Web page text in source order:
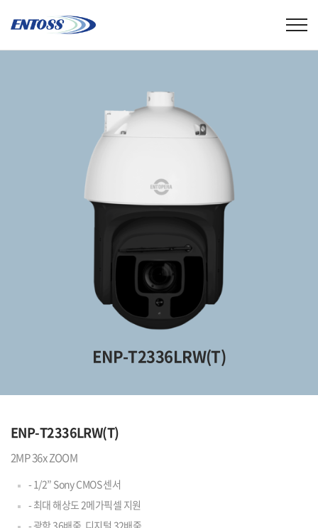
ENP-T2336LRW(T)
ENP-T2336LRW(T)
2MP 36x ZOOM
- 1/2” Sony CMOS 센서
- 최대 해상도 2메가픽셀 지원
- 광학 36배줌, 디지털 32배줌